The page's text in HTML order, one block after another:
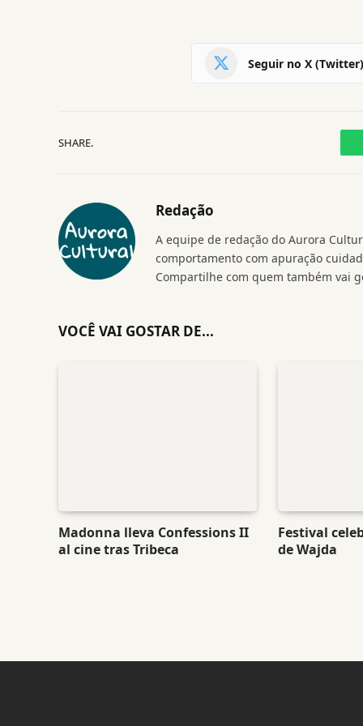
Seguir no X (Twitter)
SHARE.
Redação
A equipe de redação do Aurora
comportamento com apuração
Compartilhe com quem também vai
VOCÊ VAI GOSTAR DE...
Madonna lleva Confessions II
al cine tras Tribeca
Festival
de Wajda